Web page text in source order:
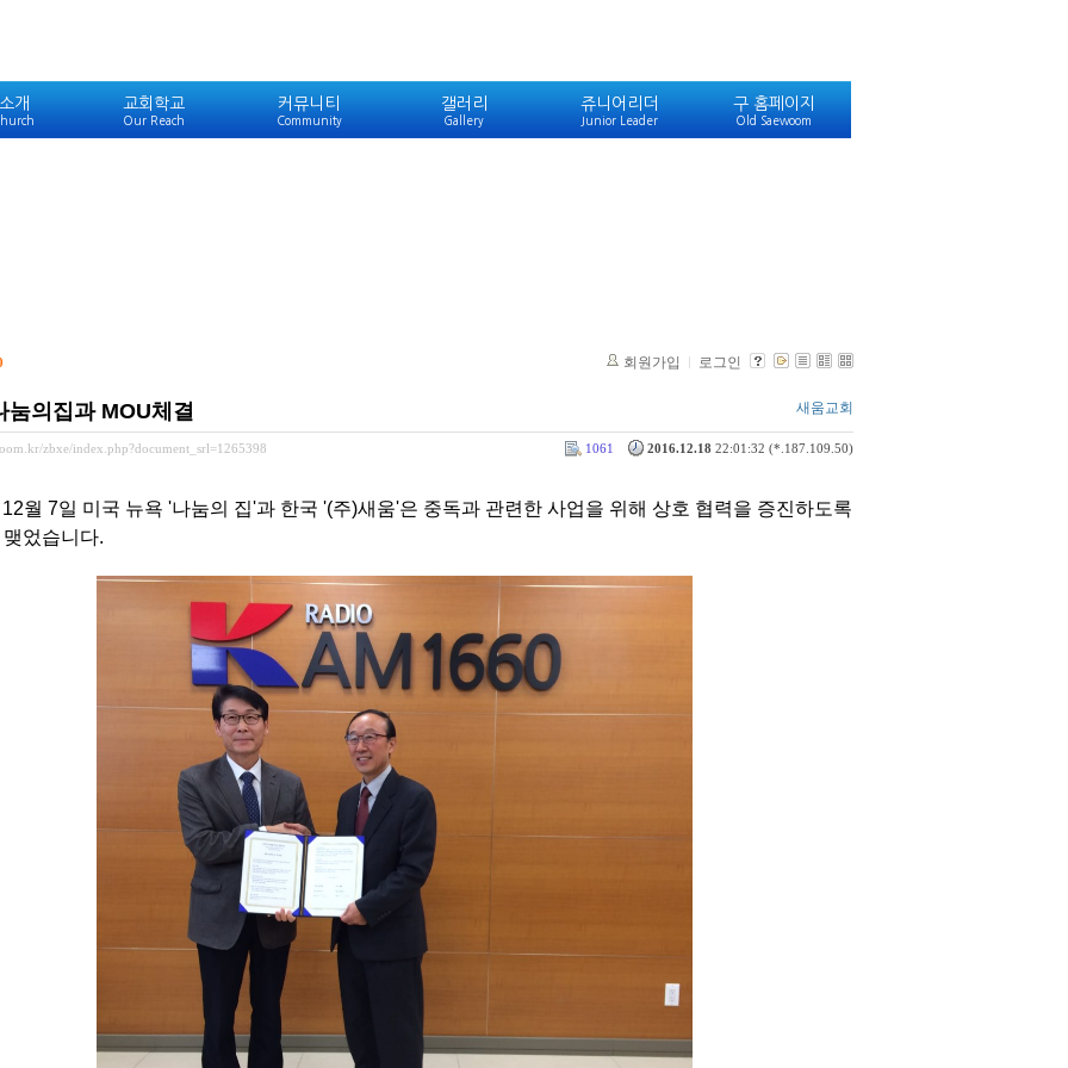
개 교회학교
Our Reach
커뮤니티
Community
갤러리
Gallery
쥬니어리더
Junior Leader
구 홈페이지
Old Saewoom
회원가입 로그인
눔의집과 MOU체결 새움교회
zbxe/index.php?document_srl=1265398 2016.12.18 22:01:32 (*.187.109.50)
1061
월 7일 미국 뉴욕 '나눔의 집'과 한국 '(주)새움'은 중독과 관련한 사업을 위해 상호 협력을 증진하도록
었습니다.